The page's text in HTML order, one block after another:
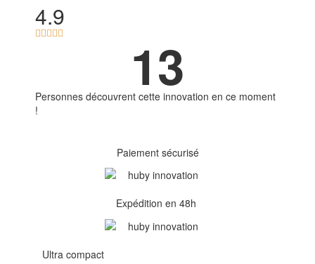
4.9
     13
Personnes découvrent cette innovation en ce moment
!
Paiement sécurisé
Expédition en 48h
Ultra compact